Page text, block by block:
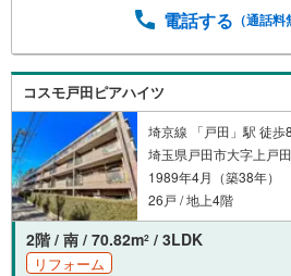
万円※2026年7月末実行分まで
ライフパートナーが直接ご対
つけサポート、Club Offプレミ
ざいます
電話する （通話料
コスモ戸田ピアハイツ
埼京線 「戸田」駅 徒歩
埼玉県戸田市大字上戸田
1989年4月（築38年）
26戸 / 地上4階
2階 / 南 / 70.82m2 / 3LDK
リフォーム